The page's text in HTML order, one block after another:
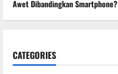
Awet Dibandingkan Smartphone?
CATEGORIES